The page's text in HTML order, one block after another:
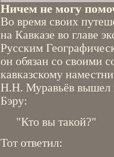
Ничем не могу
Во время своих
на Кавказе во главе
Русским
он обязан со своими
кавказскому
Н.Н. Муравьёв вышел
Бэру:
"Кто вы такой?"
Тот ответил: